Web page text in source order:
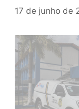
17 de junho de